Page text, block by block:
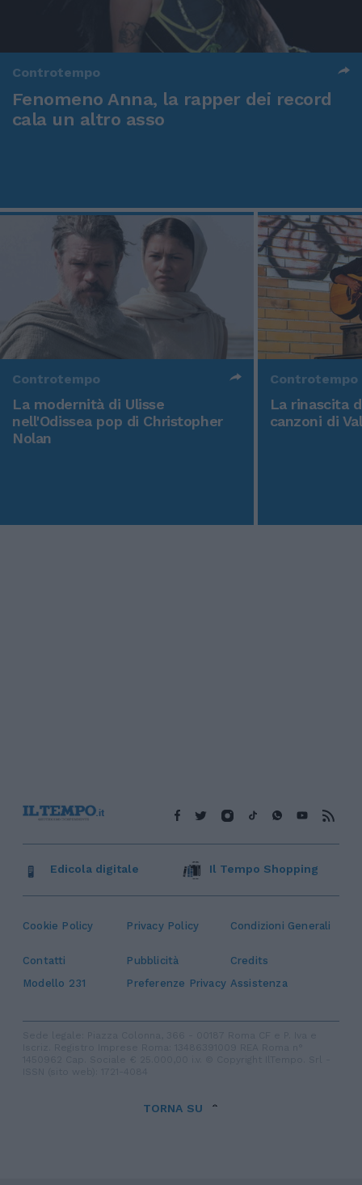
Controtempo
Fenomeno Anna, la rapper dei record
cala un altro asso
Controtempo
La modernità di Ulisse
nell'Odissea pop di Christopher
Nolan
Controtempo
La rinascita
canzoni di
Cookie Policy Privacy Policy Condizioni Generali
Contatti Pubblicità
Credits
Modello 231
Preferenze Privacy Assistenza
Edicola digitale Il Tempo Shopping
TORNA SU